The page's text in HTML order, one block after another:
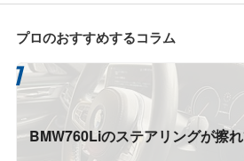
ア専門店
プロのおすすめするコラム
BMW760Liのステアリングが擦れ